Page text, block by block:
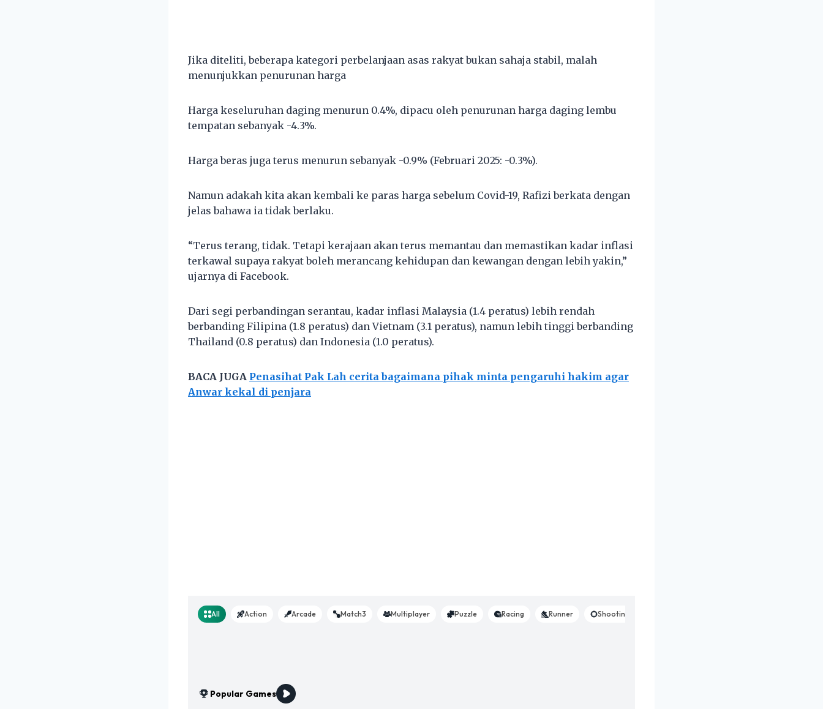
Jika diteliti, beberapa kategori perbelanjaan asas rakyat bukan sahaja stabil, malah
menunjukkan penurunan harga
Harga keseluruhan daging menurun 0.4%, dipacu oleh penurunan harga daging lembu
tempatan sebanyak -4.3%.
Harga beras juga terus menurun sebanyak -0.9% (Februari 2025: -0.3%).
Namun adakah kita akan kembali ke paras harga sebelum Covid-19, Rafizi berkata dengan
jelas bahawa ia tidak berlaku.
“Terus terang, tidak. Tetapi kerajaan akan terus memantau dan memastikan kadar inflasi
terkawal supaya rakyat boleh merancang kehidupan dan kewangan dengan lebih yakin,”
ujarnya di Facebook.
Dari segi perbandingan serantau, kadar inflasi Malaysia (1.4 peratus) lebih rendah
berbanding Filipina (1.8 peratus) dan Vietnam (3.1 peratus), namun lebih tinggi berbanding
Thailand (0.8 peratus) dan Indonesia (1.0 peratus).
BACA JUGA Penasihat Pak Lah cerita bagaimana pihak minta pengaruhi hakim agar
Anwar kekal di penjara